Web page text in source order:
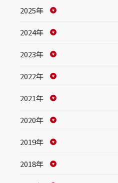
2025年
2024年
2023年
2022年
2021年
2020年
2019年
2018年